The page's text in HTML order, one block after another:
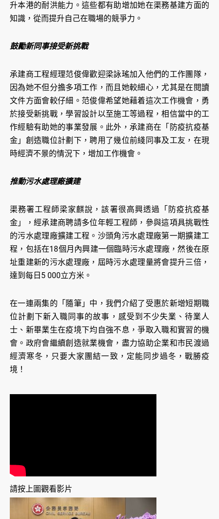
升本港的耐洪能力。這些都有助增加她在渠務基建方面的
知識，從而提升自己在職場的競爭力。
鼓勵新同事接受新挑戰
承建商工程經理范俊偉歡迎梁詠瑤加入他們的工作團隊，
因為她不但分擔多項工作，而且她較細心，尤其是在閱讀
文件方面會較仔細。范俊偉希望她藉着這次工作機會，勇
於接受新挑戰，學習設計以至施工等過程，相信當中的工
作經驗有助她的事業發展。此外，承建商在「防疫抗疫基
金」創造職位計劃下，聘用了幾位前綫同事及工友，在現
時經濟不景的情況下，增加工作機會。
推動污水處理廠擴建
渠務署工程師梁家麒說，該署很高興透過「防疫抗疫基
金」，經承建商聘請多位年輕工程師，參與這項具挑戰性
的污水處理廠擴建工程。沙頭角污水處理廠第一期擴建工
程，包括在18個月內興建一個臨時污水處理廠，然後在原
址重建新的污水處理廠，屆時污水處理量將會提升三倍，
達到每日5 000立方米。
在一連兩集的「隨筆」中，我們介紹了受惠於新增短期職
位計劃下新入職同事的故事，感受到不少失業、待業人
士、新畢業生在疫境下均自強不息，爭取入職和實習的機
會。政府會繼續創造就業機會，盡力協助企業和市民渡過
經濟寒冬，只要大家團結一致，定能同步過冬，戰勝疫
境！
請按上圖觀看影片